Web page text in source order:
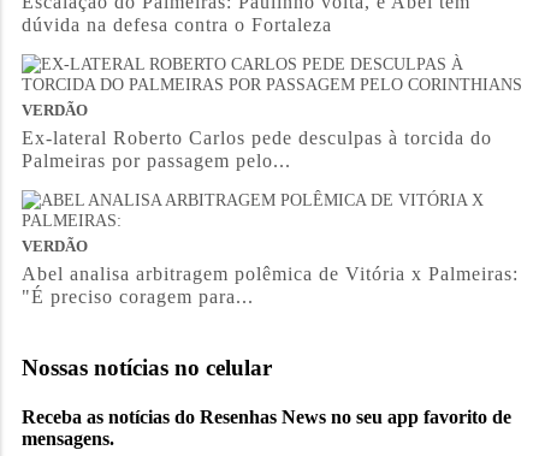
dúvida na defesa contra o Fortaleza
VERDÃO
Ex-lateral Roberto Carlos pede desculpas à torcida do
Palmeiras por passagem pelo...
VERDÃO
Abel analisa arbitragem polêmica de Vitória x Palmeiras:
"É preciso coragem para...
Nossas notícias no celular
Receba as notícias do Resenhas News no seu app favorito de
mensagens.